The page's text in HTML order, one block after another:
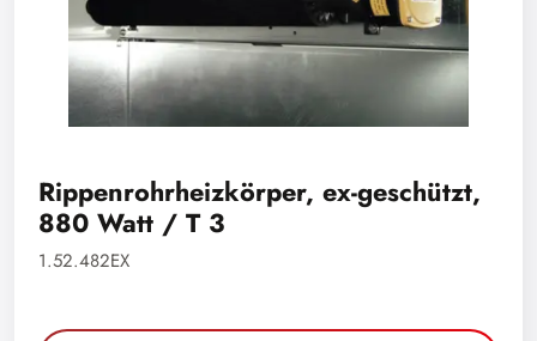
Rippenrohrheizkörper, ex-geschützt,
880 Watt / T 3
1.52.482EX